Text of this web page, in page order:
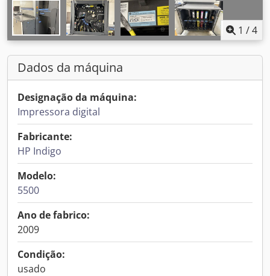
1 /4
Dados da máquina
Designação da máquina:
Impressora digital
Fabricante:
HP Indigo
Modelo:
5500
Ano de fabrico:
2009
Condição:
usado